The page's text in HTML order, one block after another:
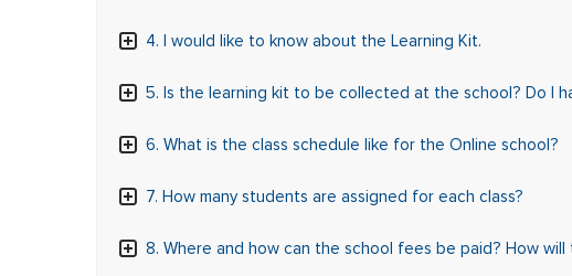
4. I would like to know about the Learning Kit.
5. Is the learning kit to be collected at the school? Do I
6. What is the class schedule like for the Online school?
7. How many students are assigned for each class?
8. Where and how can the school fees be paid? How